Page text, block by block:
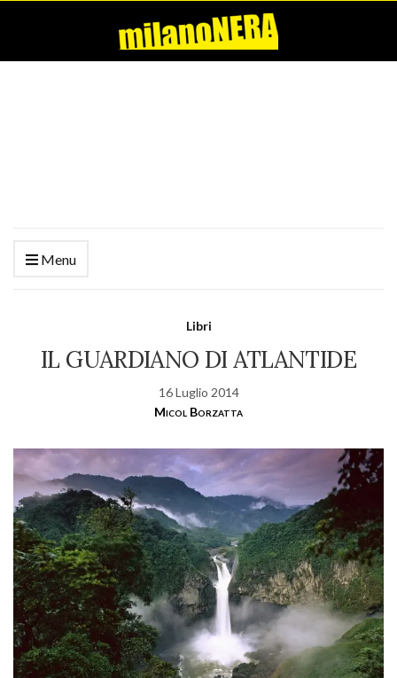
Menu
Libri
IL GUARDIANO DI ATLANTIDE
16 Luglio 2014
Micol Borzatta